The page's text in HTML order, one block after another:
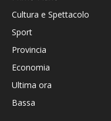
Cultura e Spettacolo
Sport
Provincia
Economia
Ultima ora
Bassa